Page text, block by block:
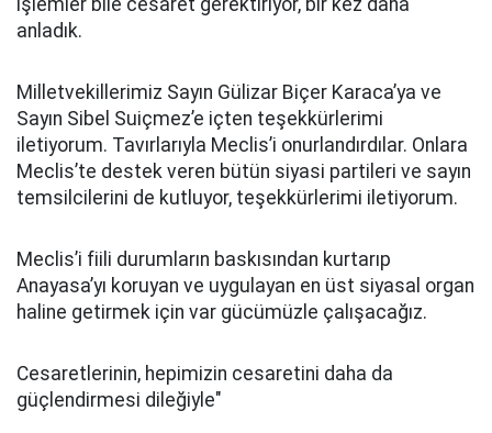
işlemler bile cesaret gerektiriyor, bir kez daha
anladık.
Milletvekillerimiz Sayın Gülizar Biçer Karaca’ya ve
Sayın Sibel Suiçmez’e içten teşekkürlerimi
iletiyorum. Tavırlarıyla Meclis’i onurlandırdılar. Onlara
Meclis’te destek veren bütün siyasi partileri ve sayın
temsilcilerini de kutluyor, teşekkürlerimi iletiyorum.
Meclis’i fiili durumların baskısından kurtarıp
Anayasa’yı koruyan ve uygulayan en üst siyasal organ
haline getirmek için var gücümüzle çalışacağız.
Cesaretlerinin, hepimizin cesaretini daha da
güçlendirmesi dileğiyle"